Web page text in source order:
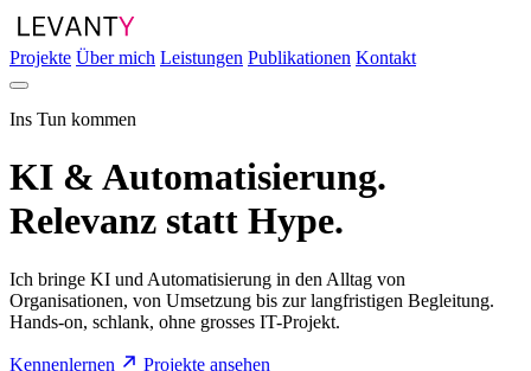
Projekte Über mich Leistungen Publikationen Kontakt
Ins Tun kommen
KI & Automatisierung.
Relevanz statt Hype.
Ich bringe KI und Automatisierung in den Alltag von
Organisationen, von Umsetzung bis zur langfristigen Begleitung.
Hands-on, schlank, ohne grosses IT-Projekt.
Kennenlernen Projekte ansehen